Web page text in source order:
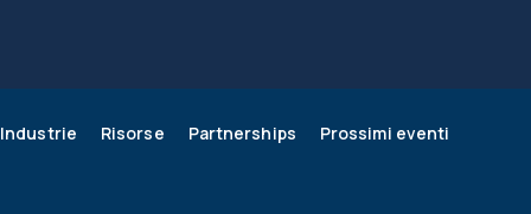
Industrie Risorse Partnerships Prossimi eventi